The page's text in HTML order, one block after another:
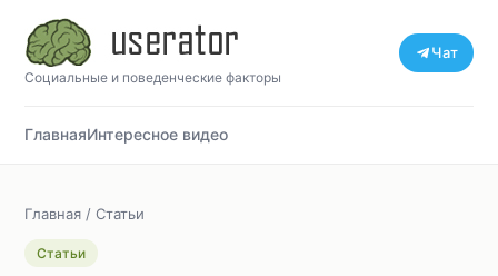
Социальные и поведенческие факторы
Чат
ГлавнаяИнтересное видео
Главная / Статьи
Статьи